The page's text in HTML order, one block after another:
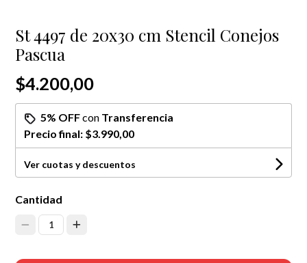
St 4497 de 20x30 cm Stencil Conejos
Pascua
$4.200,00
5% OFFcon Transferencia
Precio final: $3.990,00
Ver cuotas y descuentos
Cantidad
1